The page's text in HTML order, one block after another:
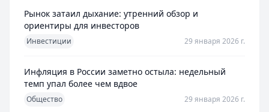
Рынок затаил дыхание: утренний обзор и
ориентиры для инвесторов
Инвестиции 29 января 2026 г.
Инфляция в России заметно остыла: недельный
темп упал более чем вдвое
Общество 29 января 2026 г.